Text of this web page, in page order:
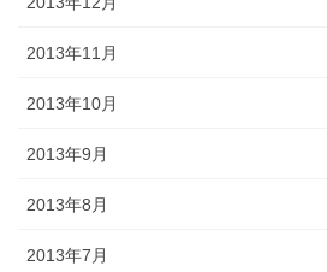
2013年11月
2013年10月
2013年9月
2013年8月
2013年7月